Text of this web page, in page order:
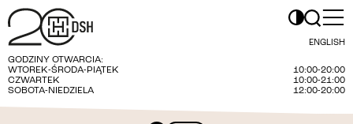
ENGLISH
GODZINY OTWARCIA:
WTOREK-ŚRODA-PIĄTEK
10:00-20:00
CZWARTEK
10:00-21:00
SOBOTA-NIEDZIELA
12:00-20:00